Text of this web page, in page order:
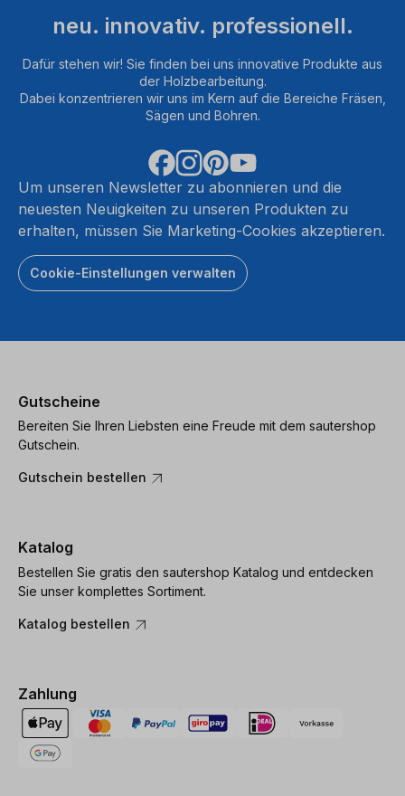
neu. innovativ. professionell.
Dafür stehen wir! Sie finden bei uns innovative Produkte aus
der Holzbearbeitung.
Dabei konzentrieren wir uns im Kern auf die Bereiche Fräsen,
Sägen und Bohren.
Um unseren Newsletter zu abonnieren und die
neuesten Neuigkeiten zu unseren Produkten zu
erhalten, müssen Sie Marketing-Cookies akzeptieren.
Cookie-Einstellungen verwalten
Gutscheine
Bereiten Sie Ihren Liebsten eine Freude mit dem sautershop
Gutschein.
Gutschein bestellen
Katalog
Bestellen Sie gratis den sautershop Katalog und entdecken
Sie unser komplettes Sortiment.
Katalog bestellen
Zahlung